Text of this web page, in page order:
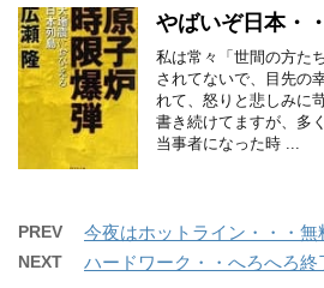
やばいぞ日本・
私は常々「世間の方た
されてないで、目先の
れて、怒りと悲しみに
書き続けてますが、多
当事者になった時 ...
PREV 今夜はホットライン・・・無
NEXT ハードワーク・・へろへろ終